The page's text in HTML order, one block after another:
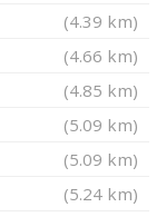
(4.39 km)
(4.66 km)
(4.85 km)
(5.09 km)
(5.09 km)
(5.24 km)